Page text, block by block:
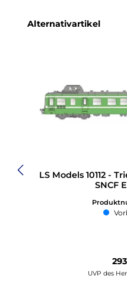
Produktgalerie überspringen
Alternativartikel
LS Models 10112 -
SNCF
UVP des